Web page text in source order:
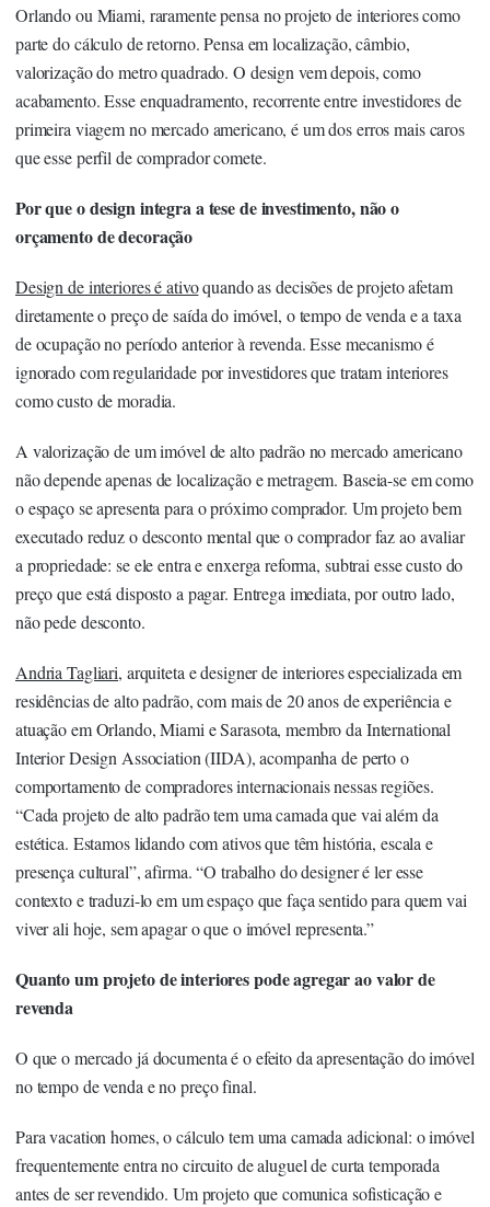
Orlando ou Miami, raramente pensa no projeto de interiores como
parte do cálculo de retorno. Pensa em localização, câmbio,
valorização do metro quadrado. O design vem depois, como
acabamento. Esse enquadramento, recorrente entre investidores de
primeira viagem no mercado americano, é um dos erros mais caros
que esse perfil de comprador comete.
Por que o design integra a tese de investimento, não o
orçamento de decoração
Design de interiores é ativoquando as decisões de projeto afetam
diretamente o preço de saída do imóvel, o tempo de venda e a taxa
de ocupação no período anterior à revenda. Esse mecanismo é
ignorado com regularidade por investidores que tratam interiores
como custo de moradia.
A valorização de um imóvel de alto padrão no mercado americano
não depende apenas de localização e metragem. Baseia-se em como
o espaço se apresenta para o próximo comprador. Um projeto bem
executado reduz o desconto mental que o comprador faz ao avaliar
a propriedade: se ele entra e enxerga reforma, subtrai esse custo do
preço que está disposto a pagar. Entrega imediata, por outro lado,
não pede desconto.
Andria Tagliari, arquiteta e designer de interiores especializada em
residências de alto padrão, com mais de 20 anos de experiência e
atuação em Orlando, Miami e Sarasota, membro da International
Interior Design Association (IIDA), acompanha de perto o
comportamento de compradores internacionais nessas regiões.
“Cada projeto de alto padrão tem uma camada que vai além da
estética. Estamos lidando com ativos que têm história, escala e
presença cultural”, afirma. “O trabalho do designer é ler esse
contexto e traduzi-lo em um espaço que faça sentido para quem vai
viver ali hoje, sem apagar o que o imóvel representa.”
Quanto um projeto de interiores pode agregar ao valor de
revenda
O que o mercado já documenta é o efeito da apresentação do imóvel
no tempo de venda e no preço final.
Para vacation homes, o cálculo tem uma camada adicional: o imóvel
frequentemente entra no circuito de aluguel de curta temporada
antes de ser revendido. Um projeto que comunica sofisticação e